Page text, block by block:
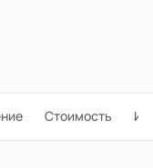
Стоимость